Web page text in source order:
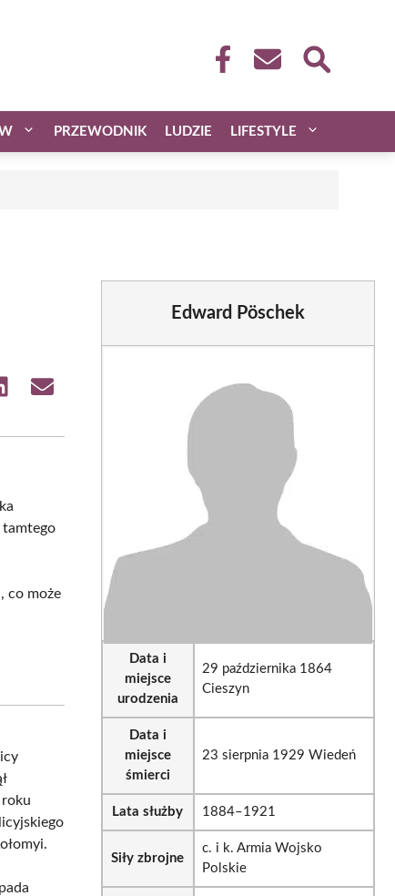
PRZEWODNIK LUDZIE LIFESTYLE
Share
tamtego
co może
Edward Pöschek
Data i
miejsce
urodzenia
29 października 1864
Cieszyn
Data i
miejsce
śmierci
23 sierpnia 1929 Wiedeń
Lata służby 1884–1921
Siły zbrojne
c. i k. Armia Wojsko
Polskie